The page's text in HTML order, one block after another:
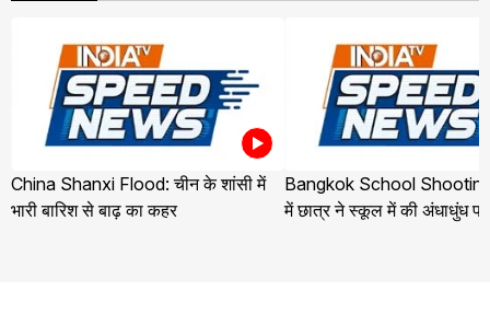
China Shanxi Flood: चीन के शांसी में
भारी बारिश से बाढ़ का कहर
Bangkok School
में छात्र ने स्कूल में की अंधाधुंध